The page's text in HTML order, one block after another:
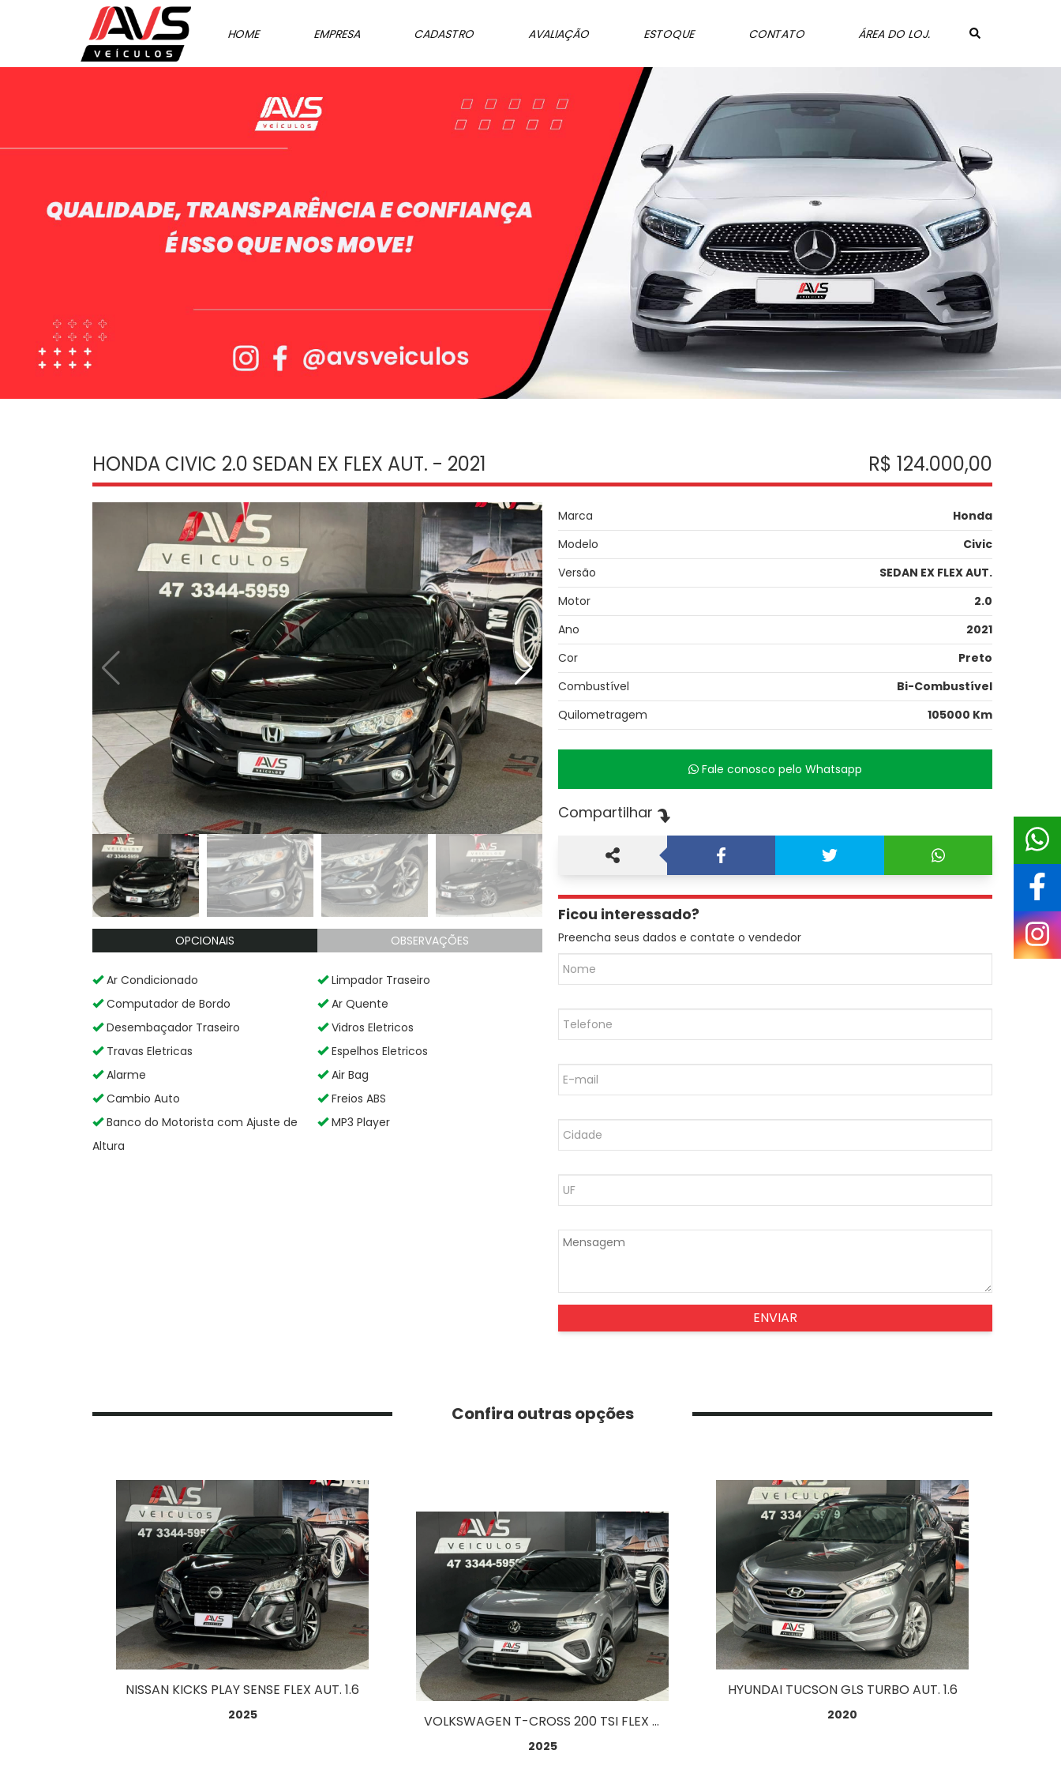
HOME EMPRESA CADASTRO AVALIAÇÃO ESTOQUE CONTATO ÁREA DO LOJ.
HONDA CIVIC 2.0 SEDAN EX FLEX AUT. - 2021 R$ 124.000,00
OPCIONAIS OBSERVAÇÕES
Ar Condicionado
Limpador Traseiro
Computador de Bordo
Ar Quente
Desembaçador Traseiro
Vidros Eletricos
Travas Eletricas
Espelhos Eletricos
Alarme
Air Bag
Cambio Auto
Freios ABS
Banco do Motorista com Ajuste de
Altura
MP3 Player
Marca
Honda
Modelo
Civic
Versão
SEDAN EX FLEX AUT.
Motor
2.0
Ano
2021
Cor
Preto
Combustível
Bi-Combustível
Quilometragem
105000 Km
Fale conosco pelo Whatsapp
Compartilhar
Ficou interessado?
Preencha seus dados e contate o vendedor
ENVIAR
Confira outras opções
NISSAN KICKS PLAY SENSE FLEX AUT. 1.6
2025 VOLKSWAGEN T-CROSS 200 TSI FLEX AUT. 1.0
2025
HYUNDAI TUCSON GLS TURBO AUT. 1.6
2020